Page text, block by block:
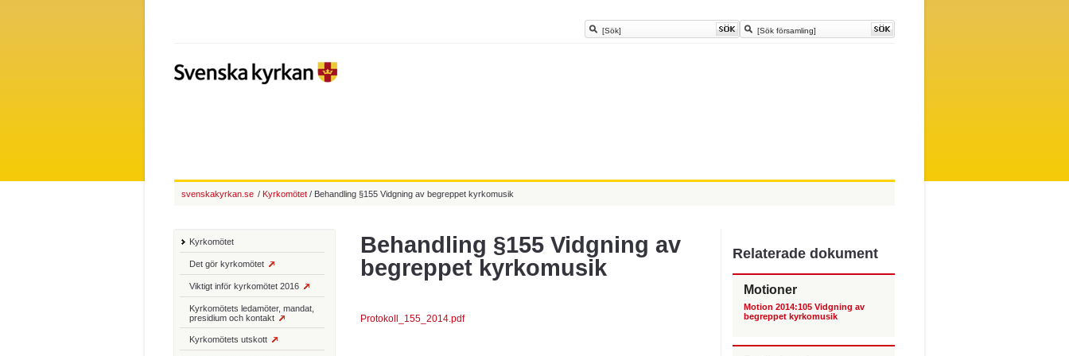
Behandling §155 Vidgning av
begreppet kyrkomusik
Protokoll_155_2014.pdf
Kyrkomötet
Det gör kyrkomötet
Viktigt inför kyrkomötet 2016
Kyrkomötets ledamöter, mandat,
presidium och kontakt
Kyrkomötets utskott
Relaterade dokument
Motioner
Motion 2014:105 Vidgning av
begreppet kyrkomusik
svenskakyrkan.se / Kyrkomötet / Behandling §155 Vidgning av begreppet kyrkomusik